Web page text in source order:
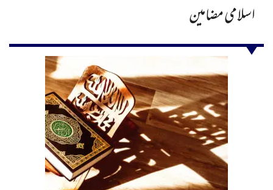
اسلامی مضامین